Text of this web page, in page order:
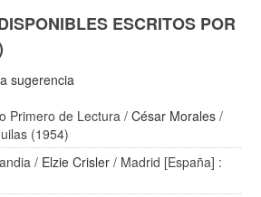
ESCRITOS POR
sugerencia
Primero de Lectura/César Morales /
(1954)
/ Elzie Crisler / Madrid [España] :